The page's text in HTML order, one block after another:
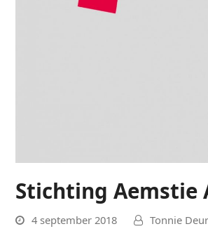
Stichting Aemstie
4 september 2018 Tonnie